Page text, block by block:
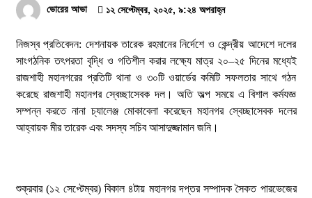
প্রকাশ্যে চলাফেরা, জনমনে ক্ষোভ
১ আগস্ট, ২০২৬, ৯:৫০ অপরাহ্ন
দুর্গাপুরে ভ্রাম্যমাণ আদালতের মাধ্যমে হয়রানির
অভিযোগ
১ আগস্ট, ২০২৬, ৯:৩৪ অপরাহ্ন
আশঙ্কাজনক
ভোরের আভা ১২ সেপ্টেম্বর, ২০২৫, ৯:২৪ অপরাহ্ন
নিজস্ব প্রতিবেদন: দেশনায়ক তারেক রহমানের নির্দেশে ও কেন্দ্রীয় আদেশে দলের
সাংগঠনিক তৎপরতা বৃদ্ধি ও গতিশীল করার লক্ষ্যে মাত্র ২০–২৫ দিনের মধ্যেই
রাজশাহী মহানগরের প্রতিটি থানা ও ৩০টি ওয়ার্ডের কমিটি সফলতার সাথে গঠন
করেছে রাজশাহী মহানগর স্বেচ্ছাসেবক দল। অতি অল্প সময়ে এ বিশাল কর্মযজ্ঞ
সম্পন্ন করতে নানা চ্যালেঞ্জ মোকাবেলা করেছেন মহানগর স্বেচ্ছাসেবক দলের
আহ্বায়ক মীর তারেক এবং সদস্য সচিব আসাদুজ্জামান জনি।
শুক্রবার (১২ সেপ্টেম্বর) বিকাল ৪টায় মহানগর দপ্তর সম্পাদক সৈকত পারভেজের